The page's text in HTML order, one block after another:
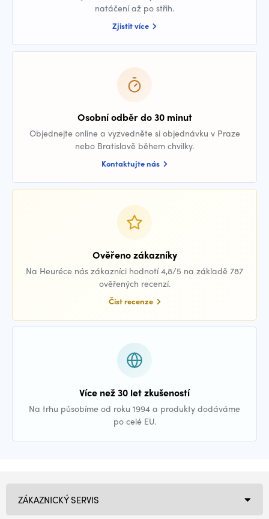
natáčení až po střih.
Zjistit více
Osobní odběr do 30 minut
Objednejte online a vyzvedněte si objednávku v Praze
nebo Bratislavě během chvilky.
Kontaktujte nás
Ověřeno zákazníky
Na Heuréce nás zákazníci hodnotí 4,8/5 na základě 787
ověřených recenzí.
Číst recenze
Více než 30 let zkušeností
Na trhu působíme od roku 1994 a produkty dodáváme
po celé EU.
ZÁKAZNICKÝ SERVIS